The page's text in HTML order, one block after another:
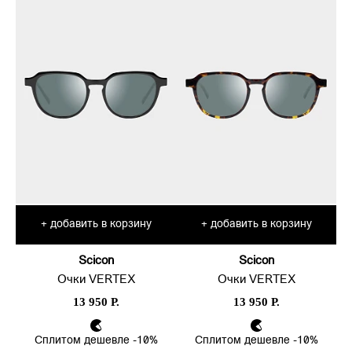
+ добавить в корзину
Scicon
Очки VERTEX
13 950 Р.
Сплитом дешевле -10%
+ добавить в корзину
Scicon
Очки VERTEX
13 950 Р.
Сплитом дешевле -10%